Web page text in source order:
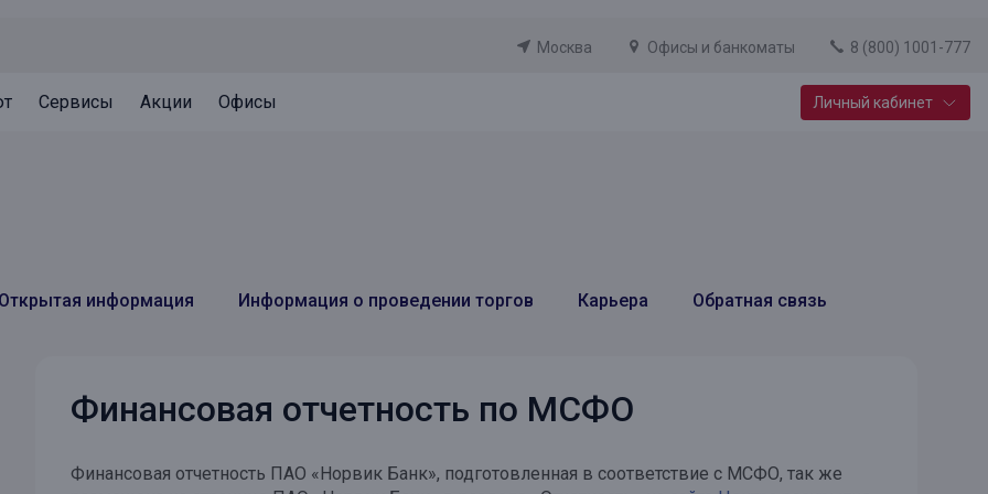
Москва Офисы и банкоматы 8 (800) 1001-777
Документы
Подбор новой недвижимости
Сервисы
Акции
Офисы Личный кабинет
Открытая информация Информация о проведении торгов Карьера Обратная связь
Финансовая отчетность по МСФО
Финансовая отчетность ПАО «Норвик Банк», подготовленная в соответствие с МСФО, так же